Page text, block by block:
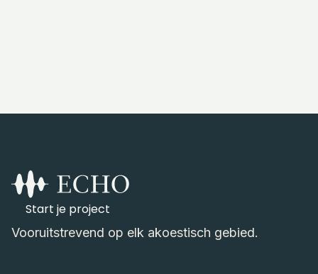
Start je project
Vooruitstrevend op elk akoestisch gebied.